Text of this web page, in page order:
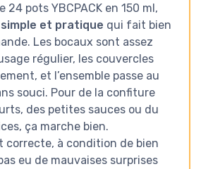
24 pots YBCPACK en 150 ml,
simple et pratique qui fait bien
Les bocaux sont assez
régulier, les couvercles
et l’ensemble passe au
souci. Pour de la confiture
des petites sauces ou du
ça marche bien.
correcte, à condition de bien
eu de mauvaises surprises